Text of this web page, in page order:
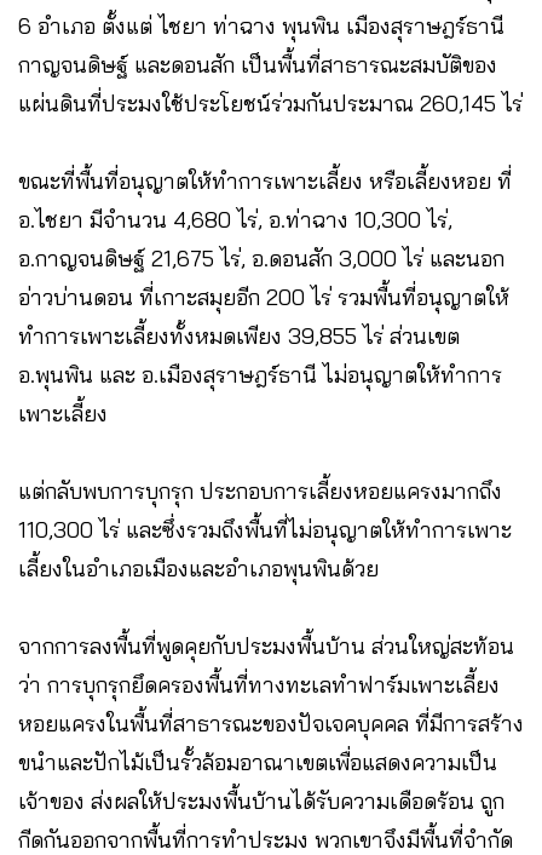
6 อำเภอ ตั้งแต่ ไชยา ท่าฉาง พุนพิน เมืองสุราษฎร์ธานี
กาญจนดิษฐ์ และดอนสัก เป็นพื้นที่สาธารณะสมบัติของ
แผ่นดินที่ประมงใช้ประโยชน์ร่วมกันประมาณ 260,145 ไร่
ขณะที่พื้นที่อนุญาตให้ทำการเพาะเลี้ยง หรือเลี้ยงหอย ที่
อ.ไชยา มีจำนวน 4,680 ไร่, อ.ท่าฉาง 10,300 ไร่,
อ.กาญจนดิษฐ์ 21,675 ไร่, อ.ดอนสัก 3,000 ไร่ และนอก
อ่าวบ่านดอน ที่เกาะสมุยอีก 200 ไร่ รวมพื้นที่อนุญาตให้
ทำการเพาะเลี้ยงทั้งหมดเพียง 39,855 ไร่ ส่วนเขต
อ.พุนพิน และ อ.เมืองสุราษฎร์ธานี ไม่อนุญาตให้ทำการ
เพาะเลี้ยง
แต่กลับพบการบุกรุก ประกอบการเลี้ยงหอยแครงมากถึง
110,300 ไร่ และซึ่งรวมถึงพื้นที่ไม่อนุญาตให้ทำการเพาะ
เลี้ยงในอำเภอเมืองและอำเภอพุนพินด้วย
จากการลงพื้นที่พูดคุยกับประมงพื้นบ้าน ส่วนใหญ่สะท้อน
ว่า การบุกรุกยึดครองพื้นที่ทางทะเลทำฟาร์มเพาะเลี้ยง
หอยแครงในพื้นที่สาธารณะของปัจเจคบุคคล ที่มีการสร้าง
ขนำและปักไม้เป็นรั้วล้อมอาณาเขตเพื่อแสดงความเป็น
เจ้าของ ส่งผลให้ประมงพื้นบ้านได้รับความเดือดร้อน ถูก
กีดกันออกจากพื้นที่การทำประมง พวกเขาจึงมีพื้นที่จำกัด